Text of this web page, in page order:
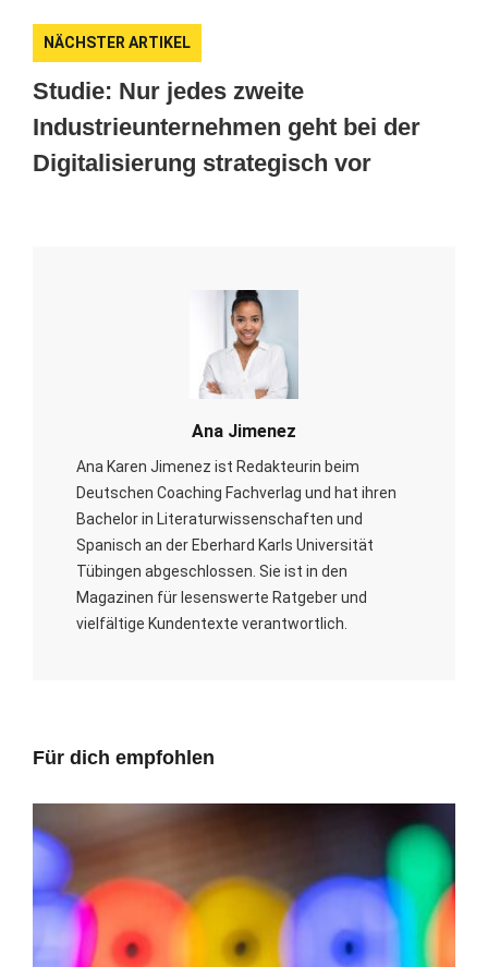
NÄCHSTER ARTIKEL
Studie: Nur jedes zweite
Industrieunternehmen geht bei der
Digitalisierung strategisch vor
Ana Jimenez
Ana Karen Jimenez ist Redakteurin beim
Deutschen Coaching Fachverlag und hat ihren
Bachelor in Literaturwissenschaften und
Spanisch an der Eberhard Karls Universität
Tübingen abgeschlossen. Sie ist in den
Magazinen für lesenswerte Ratgeber und
vielfältige Kundentexte verantwortlich.
Für dich empfohlen